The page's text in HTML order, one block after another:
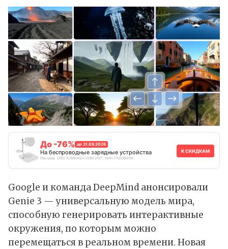
До -76% до 31.08.2026
На беспроводные зарядные устройства
Реклама. ООО "АЛИБАБА.КОМ (РУ)", ИНН 7703380158
К СКИДКАМ
Google и команда DeepMind анонсировали
Genie 3 — универсальную модель мира,
способную генерировать интерактивные
окружения, по которым можно
перемещаться в реальном времени. Новая